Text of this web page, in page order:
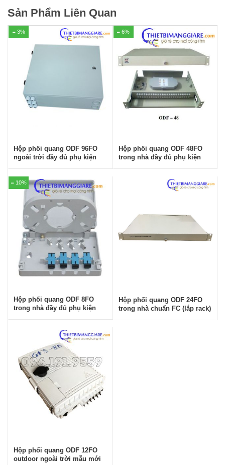
Sản Phẩm Liên Quan
3%
Hộp phối quang ODF 96FO
ngoài trời đầy đủ phụ kiện
6%
Hộp phối quang ODF 48FO
trong nhà đầy đủ phụ kiện
10%
Hộp phối quang ODF 8FO
trong nhà đầy đủ phụ kiện
Hộp phối quang ODF 24FO
trong nhà chuẩn FC (lắp rack)
Hộp phối quang ODF 12FO
outdoor ngoài trời mẫu mới